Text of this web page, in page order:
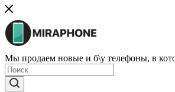
Мы продаем новые и б\у телефоны, в